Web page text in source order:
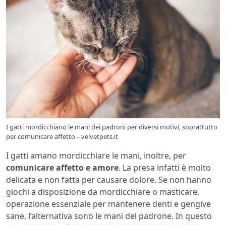
I gatti mordicchiano le mani dei padroni per diversi motivi, soprattutto
per comunicare affetto – velvetpets.it
I gatti amano mordicchiare le mani, inoltre, per
comunicare affetto e amore. La presa infatti è molto
delicata e non fatta per causare dolore. Se non hanno
giochi a disposizione da mordicchiare o masticare,
operazione essenziale per mantenere denti e gengive
sane, l’alternativa sono le mani del padrone. In questo